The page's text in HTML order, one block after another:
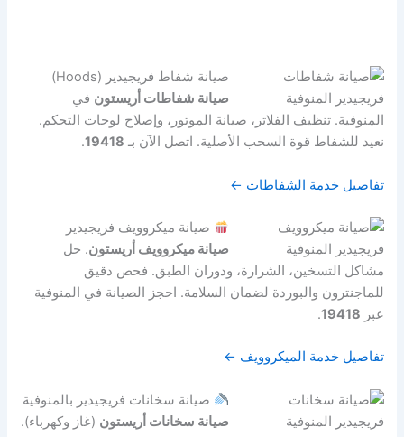
صيانة شفاط فريجيدير (Hoods)
صيانة شفاطات أريستون في
المنوفية. تنظيف الفلاتر، صيانة الموتور، وإصلاح لوحات التحكم.
نعيد للشفاط قوة السحب الأصلية. اتصل الآن بـ 19418
.
تفاصيل خدمة الشفاطات ←
صيانة ميكروويف فريجيدير
صيانة ميكروويف أريستون. حل
مشاكل التسخين، الشرارة، ودوران الطبق. فحص دقيق
للماجنترون والبوردة لضمان السلامة. احجز الصيانة في المنوفية
عبر 19418
.
تفاصيل خدمة الميكروويف ←
صيانة سخانات فريجيدير بالمنوفية
صيانة سخانات أريستون (غاز وكهرباء).